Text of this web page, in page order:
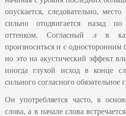
опускается, следовательно,
сильно отодвигается назад
оттенком. Согласный лв
произноситься и с
но это на акустический эффект
иногда глухой исход в конце
сильного согласного обязательное
Он употребляется часто, в
слова, а в начале слова